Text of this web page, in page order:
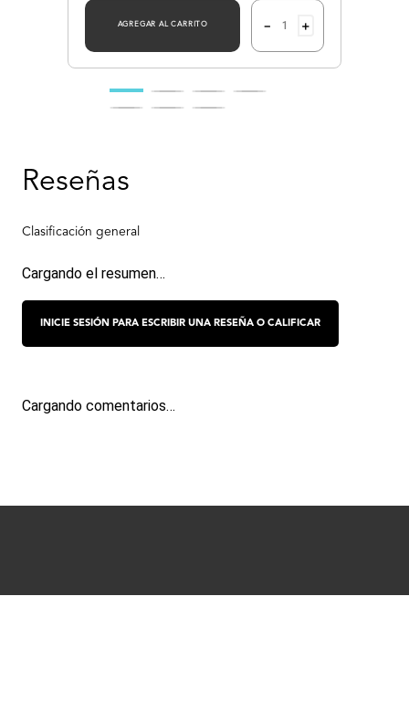
AGREGAR AL CARRITO ＋
－
Cargando el resumen…
Cargando comentarios…